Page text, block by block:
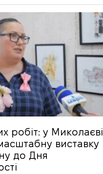
робіт: у Миколаєві
виставку
до Дня